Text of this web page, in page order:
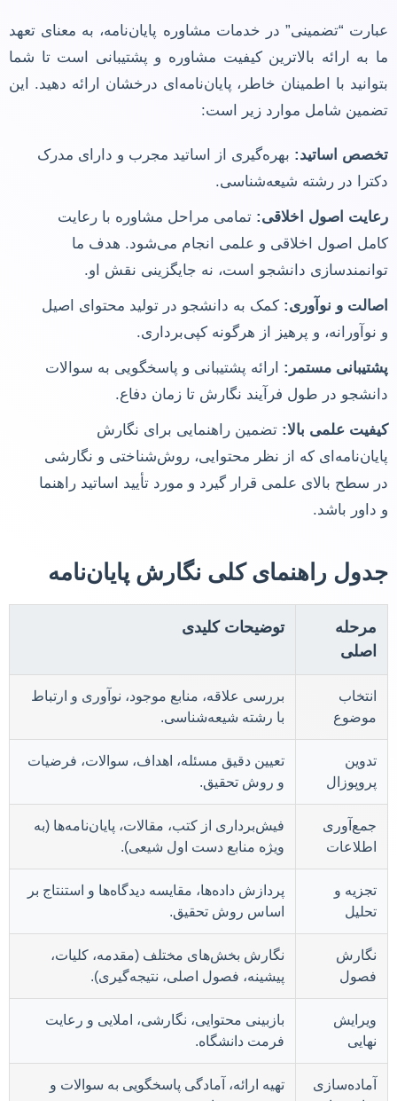
عبارت “تضمینی” در خدمات مشاوره پایان‌نامه، به معنای تعهد
ما به ارائه بالاترین کیفیت مشاوره و پشتیبانی است تا شما
بتوانید با اطمینان خاطر، پایان‌نامه‌ای درخشان ارائه دهید. این
تضمین شامل موارد زیر است:
تخصص اساتید: بهره‌گیری از اساتید مجرب و دارای مدرک
دکترا در رشته شیعه‌شناسی.
رعایت اصول اخلاقی: تمامی مراحل مشاوره با رعایت
کامل اصول اخلاقی و علمی انجام می‌شود. هدف ما
توانمندسازی دانشجو است، نه جایگزینی نقش او.
اصالت و نوآوری: کمک به دانشجو در تولید محتوای اصیل
و نوآورانه، و پرهیز از هرگونه کپی‌برداری.
پشتیبانی مستمر: ارائه پشتیبانی و پاسخگویی به سوالات
دانشجو در طول فرآیند نگارش تا زمان دفاع.
کیفیت علمی بالا: تضمین راهنمایی برای نگارش
پایان‌نامه‌ای که از نظر محتوایی، روش‌شناختی و نگارشی
در سطح بالای علمی قرار گیرد و مورد تأیید اساتید راهنما
و داور باشد.
جدول راهنمای کلی نگارش پایان‌نامه
مرحله
اصلی
توضیحات کلیدی
انتخاب
موضوع
بررسی علاقه، منابع موجود، نوآوری و ارتباط
با رشته شیعه‌شناسی.
تدوین
پروپوزال
تعیین دقیق مسئله، اهداف، سوالات، فرضیات
و روش تحقیق.
جمع‌آوری
اطلاعات
فیش‌برداری از کتب، مقالات، پایان‌نامه‌ها (به
ویژه منابع دست اول شیعی).
تجزیه و
تحلیل
پردازش داده‌ها، مقایسه دیدگاه‌ها و استنتاج بر
اساس روش تحقیق.
نگارش
فصول
نگارش بخش‌های مختلف (مقدمه، کلیات،
پیشینه، فصول اصلی، نتیجه‌گیری).
ویرایش
نهایی
بازبینی محتوایی، نگارشی، املایی و رعایت
فرمت دانشگاه.
آماده‌سازی
تهیه ارائه، آمادگی پاسخگویی به سوالات و